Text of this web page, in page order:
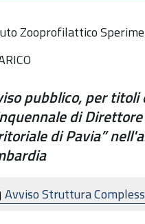
Zooprofilattico
pubblico, per titoli
di
di Pavia”
Avviso Struttura